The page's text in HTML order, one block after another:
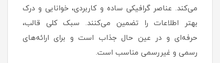
می‌کند. عناصر گرافیکی ساده و کاربردی، خوانایی و درک
بهتر اطلاعات را تضمین می‌کنند. سبک کلی قالب،
حرفه‌ای و در عین حال جذاب است و برای ارائه‌های
رسمی و غیررسمی مناسب است.